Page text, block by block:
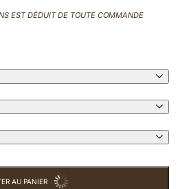
EST DÉDUIT DE TOUTE COMMANDE
AU PANIER